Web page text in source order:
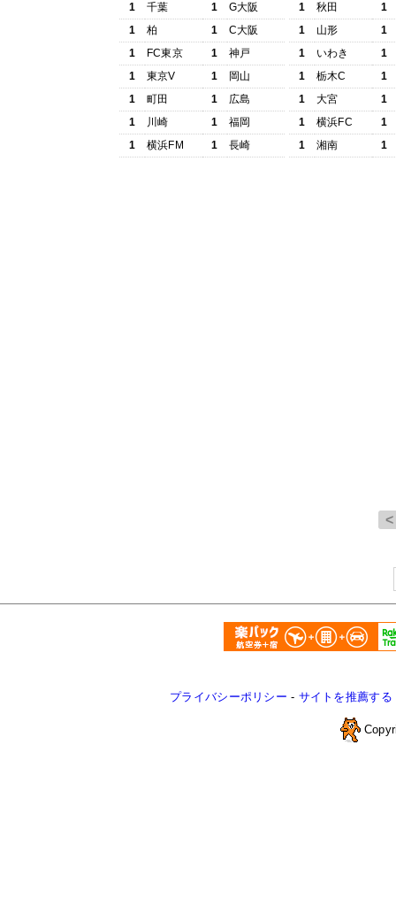
1
千葉 1
G大阪
1
柏 1
C大阪
1
FC東京 1
神戸
1
東京V 1
岡山
1
町田 1
広島
1
川崎 1
福岡
1
横浜FM 1 長崎
1
秋田
1
1
山形
1
1
いわき
1
1
栃木C
1
1
大宮
1
1
横浜FC
1
1
湘南 1
プライバシーポリシー - サイトを推薦する